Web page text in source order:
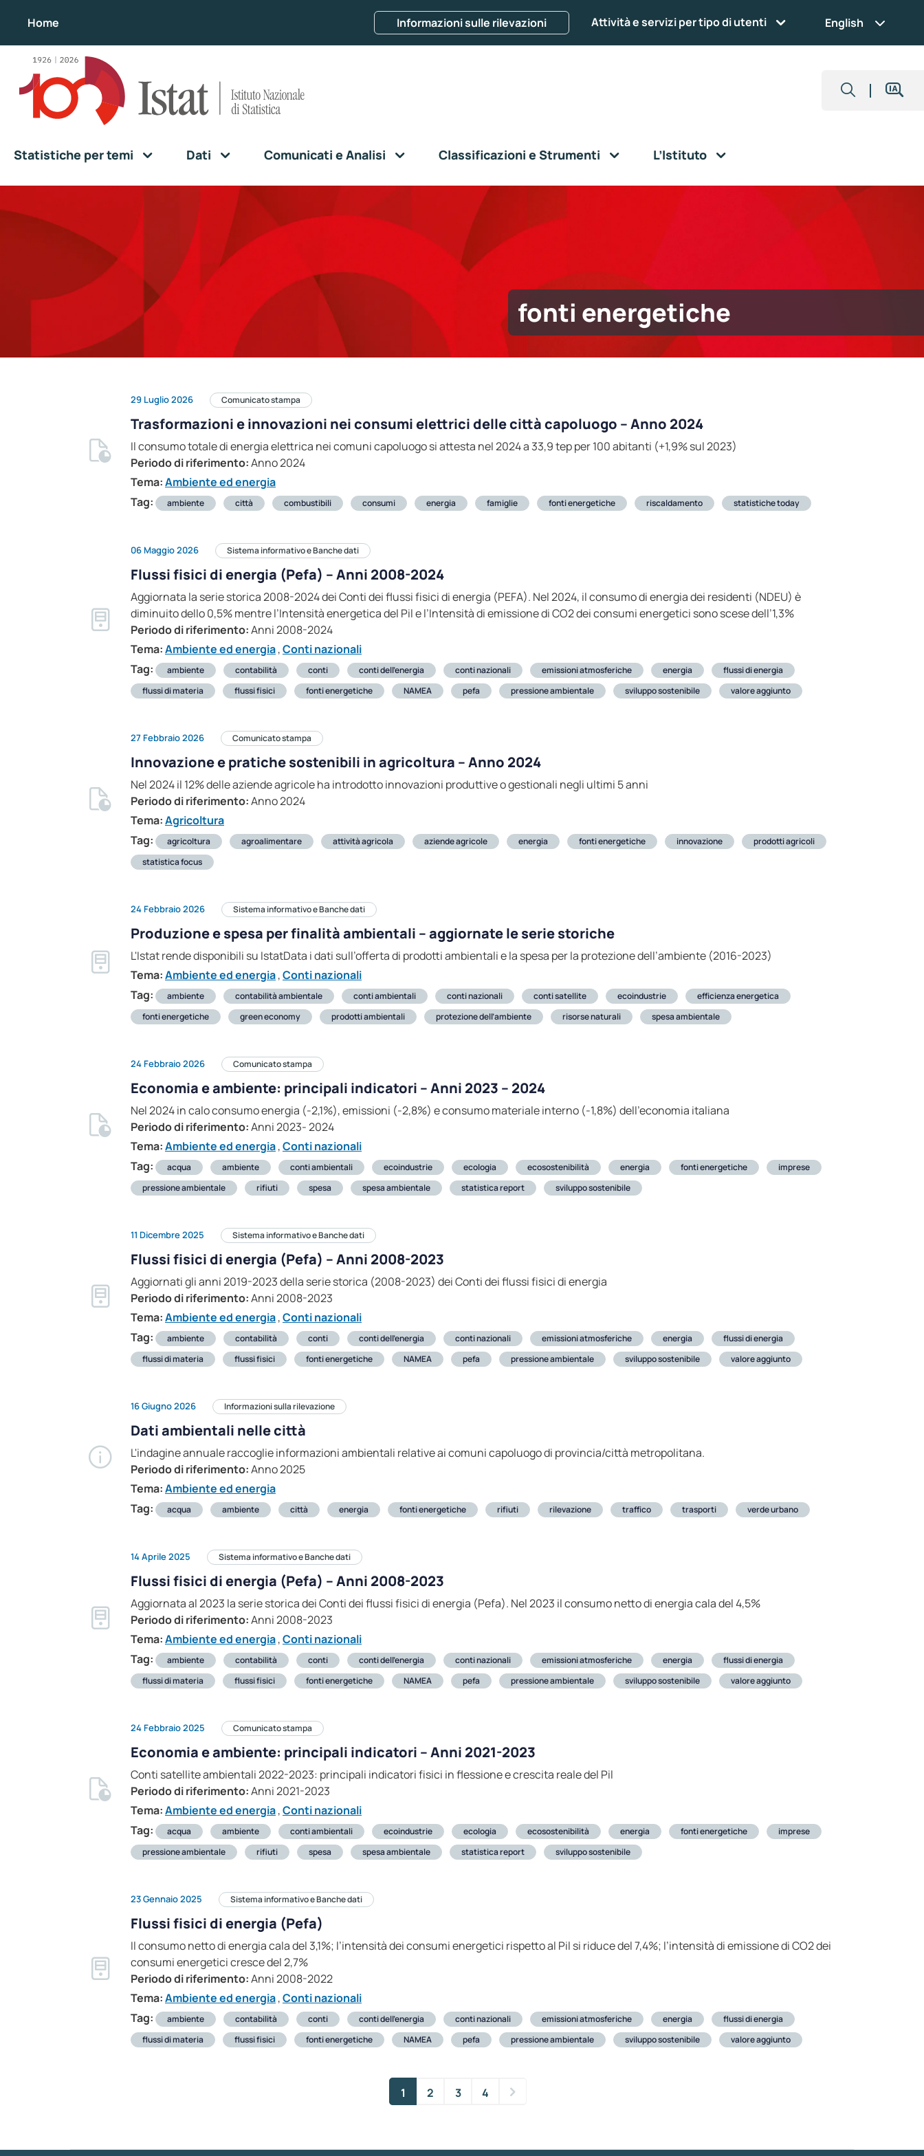
Home Informazioni sulle rilevazioni Attività e servizi per tipo di utenti English
Statistiche per temi Dati Comunicati e Analisi Classificazioni e Strumenti L’Istituto
fonti energetiche
29 Luglio 2026 Comunicato stampa
Trasformazioni e innovazioni nei consumi elettrici delle città capoluogo – Anno 2024
Il consumo totale di energia elettrica nei comuni capoluogo si attesta nel 2024 a 33,9 tep per 100 abitanti (+1,9% sul 2023)
Periodo di riferimento:Anno 2024
Tema:Ambiente ed energia
Tag:
ambiente città combustibili consumi energia famiglie fonti energetiche riscaldamento statistiche today
06 Maggio 2026 Sistema informativo e Banche dati
Flussi fisici di energia (Pefa) – Anni 2008-2024
Aggiornata la serie storica 2008-2024 dei Conti dei flussi fisici di energia (PEFA). Nel 2024, il consumo di energia dei residenti (NDEU) è
diminuito dello 0,5% mentre l’Intensità energetica del Pil e l’Intensità di emissione di CO2 dei consumi energetici sono scese dell’1,3%
Periodo di riferimento:Anni 2008-2024
Tema:Ambiente ed energia,Conti nazionali
Tag:
ambiente contabilità conti conti dell’energia conti nazionali emissioni atmosferiche energia
flussi di energia
flussi di materia
flussi fisici fonti energetiche NAMEA pefa pressione ambientale sviluppo sostenibile valore aggiunto
27 Febbraio 2026 Comunicato stampa
Innovazione e pratiche sostenibili in agricoltura – Anno 2024
Nel 2024 il 12% delle aziende agricole ha introdotto innovazioni produttive o gestionali negli ultimi 5 anni
Periodo di riferimento:Anno 2024
Tema:Agricoltura
Tag:
agricoltura agroalimentare attività agricola aziende agricole energia fonti energetiche innovazione
prodotti agricoli
statistica focus
24 Febbraio 2026 Sistema informativo e Banche dati
Produzione e spesa per finalità ambientali – aggiornate le serie storiche
L'Istat rende disponibili su IstatData i dati sull’offerta di prodotti ambientali e la spesa per la protezione dell’ambiente (2016-2023)
Tema:Ambiente ed energia,Conti nazionali
Tag:
ambiente contabilità ambientale conti ambientali conti nazionali conti satellite ecoindustrie
efficienza energetica
fonti energetiche
green economy prodotti ambientali protezione dell’ambiente risorse naturali spesa ambientale
24 Febbraio 2026 Comunicato stampa
Economia e ambiente: principali indicatori – Anni 2023 – 2024
Nel 2024 in calo consumo energia (-2,1%), emissioni (-2,8%) e consumo materiale interno (-1,8%) dell'economia italiana
Periodo di riferimento:Anni 2023- 2024
Tema:Ambiente ed energia,Conti nazionali
Tag:
acqua ambiente conti ambientali ecoindustrie ecologia ecosostenibilità energia fonti energetiche
imprese
pressione ambientale
rifiuti spesa spesa ambientale statistica report sviluppo sostenibile
11 Dicembre 2025 Sistema informativo e Banche dati
Flussi fisici di energia (Pefa) – Anni 2008-2023
Aggiornati gli anni 2019-2023 della serie storica (2008-2023) dei Conti dei flussi fisici di energia
Periodo di riferimento:Anni 2008-2023
Tema:Ambiente ed energia,Conti nazionali
Tag:
ambiente contabilità conti conti dell’energia conti nazionali emissioni atmosferiche energia
flussi di energia
flussi di materia
flussi fisici fonti energetiche NAMEA pefa pressione ambientale sviluppo sostenibile valore aggiunto
16 Giugno 2026 Informazioni sulla rilevazione
Dati ambientali nelle città
L'indagine annuale raccoglie informazioni ambientali relative ai comuni capoluogo di provincia/città metropolitana.
Periodo di riferimento:Anno 2025
Tema:Ambiente ed energia
Tag:
acqua ambiente città energia fonti energetiche rifiuti rilevazione traffico trasporti verde urbano
14 Aprile 2025 Sistema informativo e Banche dati
Flussi fisici di energia (Pefa) – Anni 2008-2023
Aggiornata al 2023 la serie storica dei Conti dei flussi fisici di energia (Pefa). Nel 2023 il consumo netto di energia cala del 4,5%
Periodo di riferimento:Anni 2008-2023
Tema:Ambiente ed energia,Conti nazionali
Tag:
ambiente contabilità conti conti dell’energia conti nazionali emissioni atmosferiche energia
flussi di energia
flussi di materia
flussi fisici fonti energetiche NAMEA pefa pressione ambientale sviluppo sostenibile valore aggiunto
24 Febbraio 2025 Comunicato stampa
Economia e ambiente: principali indicatori – Anni 2021-2023
Conti satellite ambientali 2022-2023: principali indicatori fisici in flessione e crescita reale del Pil
Periodo di riferimento:Anni 2021-2023
Tema:Ambiente ed energia,Conti nazionali
Tag:
acqua ambiente conti ambientali ecoindustrie ecologia ecosostenibilità energia fonti energetiche
imprese
pressione ambientale
rifiuti spesa spesa ambientale statistica report sviluppo sostenibile
23 Gennaio 2025 Sistema informativo e Banche dati
Flussi fisici di energia (Pefa)
Il consumo netto di energia cala del 3,1%; l’intensità dei consumi energetici rispetto al Pil si riduce del 7,4%; l’intensità di emissione di CO2 dei
consumi energetici cresce del 2,7%
Periodo di riferimento:Anni 2008-2022
Tema:Ambiente ed energia,Conti nazionali
Tag:
ambiente contabilità conti conti dell’energia conti nazionali emissioni atmosferiche energia
flussi di energia
flussi di materia
flussi fisici fonti energetiche NAMEA pefa pressione ambientale sviluppo sostenibile valore aggiunto
1 2 3 4